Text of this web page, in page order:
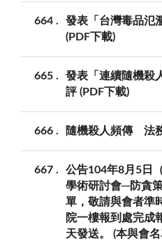
664
發表「台灣毒品氾
(PDF下載)
665
發表「連續隨機殺
評 (PDF下載)
666 隨機殺人頻傳 法
667
公告104年8月5日
學術研討會─防貪
單，敬請與會者準
院一樓報到處完成
天發送。 (本與會